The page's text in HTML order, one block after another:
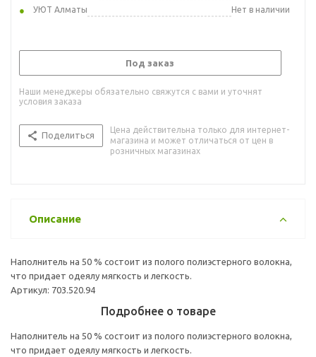
УЮТ Алматы
Нет в наличии
Под заказ
Наши менеджеры обязательно свяжутся с вами и уточнят
условия заказа
Поделиться
Цена действительна только для интернет-
магазина и может отличаться от цен в
розничных магазинах
Описание
Наполнитель на 50 % состоит из полого полиэстерного волокна,
что придает одеялу мягкость и легкость.
Артикул: 703.520.94
Подробнее о товаре
Наполнитель на 50 % состоит из полого полиэстерного волокна,
что придает одеялу мягкость и легкость.